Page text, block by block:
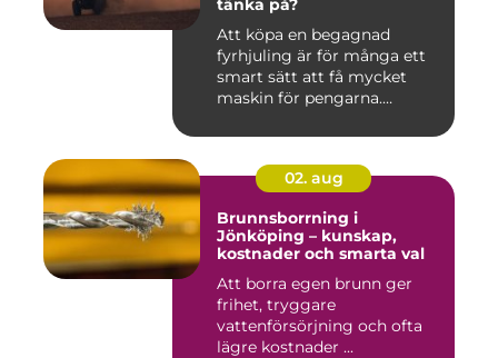
tänka på?
Att köpa en begagnad
fyrhjuling är för många ett
smart sätt att få mycket
maskin för pengarna.
02. aug
Brunnsborrning i
Jönköping – kunskap,
kostnader och smarta val
Att borra egen brunn ger
frihet, tryggare
vattenförsörjning och ofta
lägre kostnader ...